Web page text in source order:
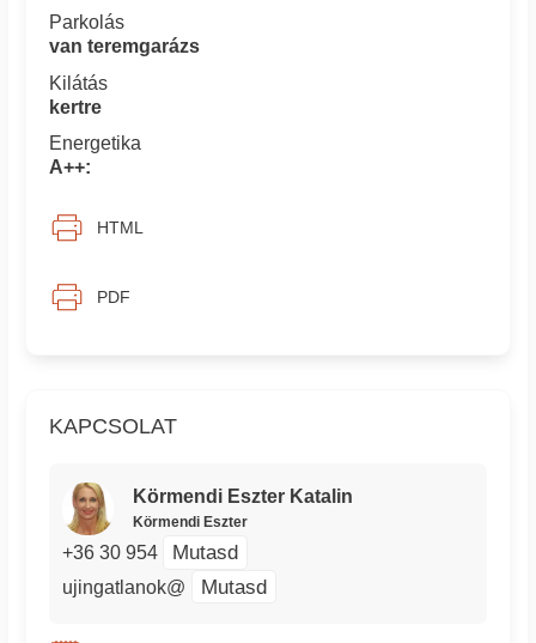
KAPCSOLAT
Körmendi Eszter Katalin
Körmendi Eszter
+36 30 954 Mutasd
ujingatlanok@ Mutasd
Parkolás
van teremgarázs
Kilátás
kertre
Energetika
A++:
HTML
PDF